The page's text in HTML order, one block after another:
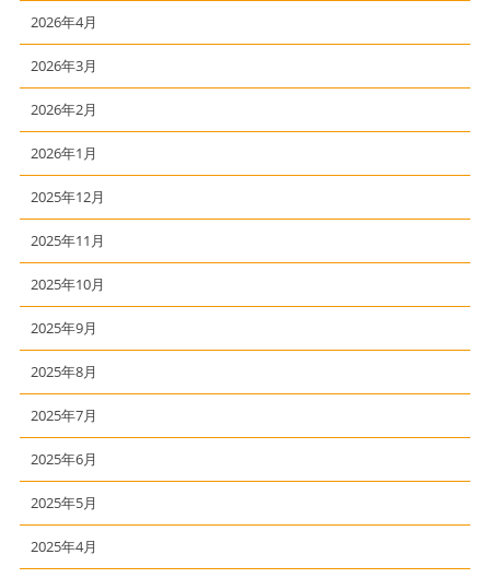
2026年4月
2026年3月
2026年2月
2026年1月
2025年12月
2025年11月
2025年10月
2025年9月
2025年8月
2025年7月
2025年6月
2025年5月
2025年4月